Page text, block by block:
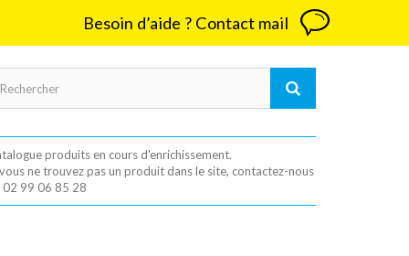
Besoin d’aide ? Contact mail
produits en cours d'enrichissement.
ne trouvez pas un produit dans le site, contactez-nous
02 99 06 85 28